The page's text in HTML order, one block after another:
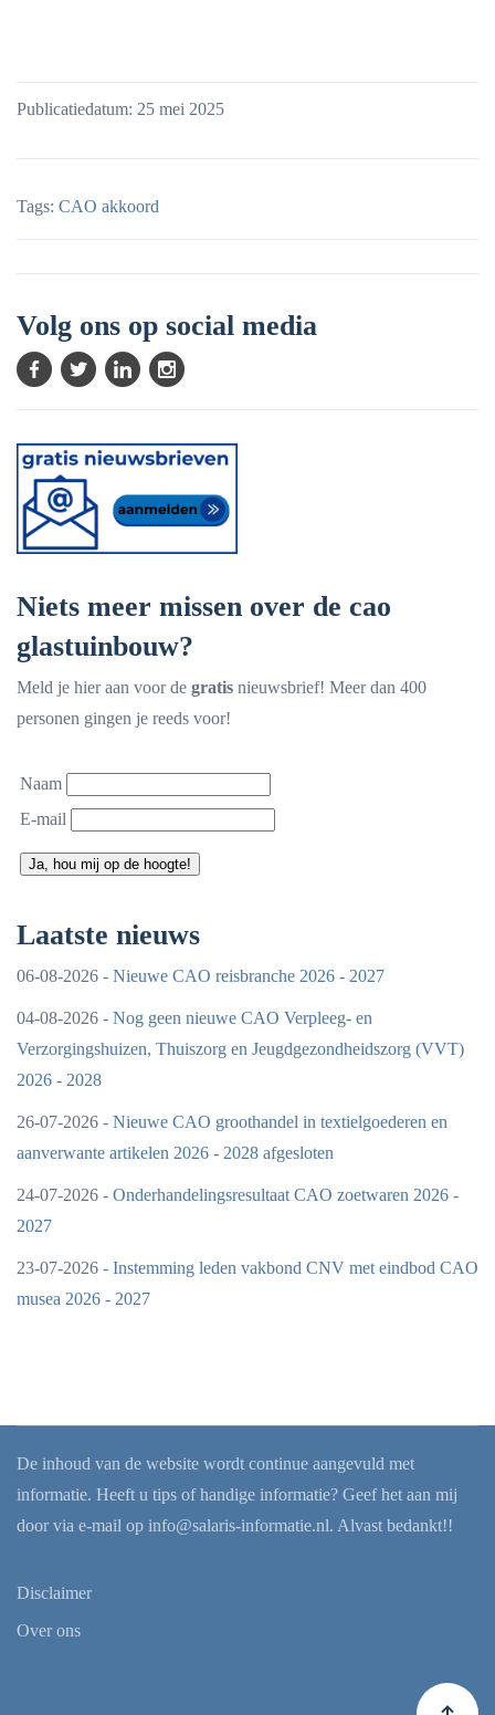
Publicatiedatum: 25 mei 2025
Tags: CAO akkoord
Volg ons op social media
Niets meer missen over de cao
glastuinbouw?
Meld je hier aan voor de gratis nieuwsbrief! Meer dan 400
personen gingen je reeds voor!
Naam
E-mail
Ja, hou mij op de hoogte!
Laatste nieuws
06-08-2026 - Nieuwe CAO reisbranche 2026 - 2027
04-08-2026 - Nog geen nieuwe CAO Verpleeg- en
Verzorgingshuizen, Thuiszorg en Jeugdgezondheidszorg (VVT)
2026 - 2028
26-07-2026 - Nieuwe CAO groothandel in textielgoederen en
aanverwante artikelen 2026 - 2028 afgesloten
24-07-2026 - Onderhandelingsresultaat CAO zoetwaren 2026 -
2027
23-07-2026 - Instemming leden vakbond CNV met eindbod CAO
musea 2026 - 2027
De inhoud van de website wordt continue aangevuld met
informatie. Heeft u tips of handige informatie? Geef het aan mij
door via e-mail op info@salaris-informatie.nl. Alvast bedankt!!
Disclaimer
Over ons